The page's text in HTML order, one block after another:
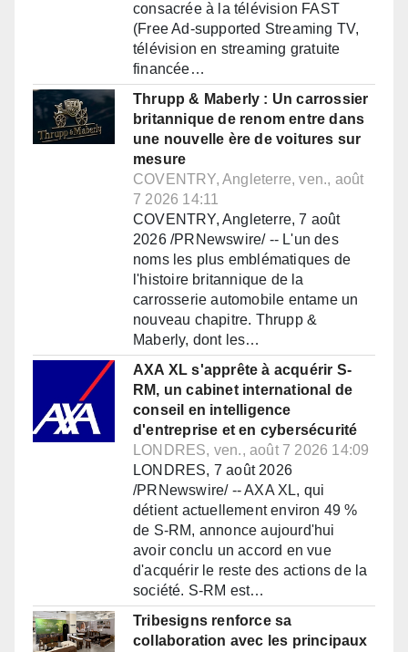
consacrée à la télévision FAST
(Free Ad-supported Streaming TV,
télévision en streaming gratuite
financée…
Thrupp & Maberly : Un carrossier
britannique de renom entre dans
une nouvelle ère de voitures sur
mesure
COVENTRY, Angleterre, ven., août
7 2026 14:11
COVENTRY, Angleterre, 7 août
2026 /PRNewswire/ -- L'un des
noms les plus emblématiques de
l'histoire britannique de la
carrosserie automobile entame un
nouveau chapitre. Thrupp &
Maberly, dont les…
AXA XL s'apprête à acquérir S-
RM, un cabinet international de
conseil en intelligence
d'entreprise et en cybersécurité
LONDRES, ven., août 7 2026 14:09
LONDRES, 7 août 2026
/PRNewswire/ -- AXA XL, qui
détient actuellement environ 49 %
de S-RM, annonce aujourd'hui
avoir conclu un accord en vue
d'acquérir le reste des actions de la
société. S-RM est…
Tribesigns renforce sa
collaboration avec les principaux